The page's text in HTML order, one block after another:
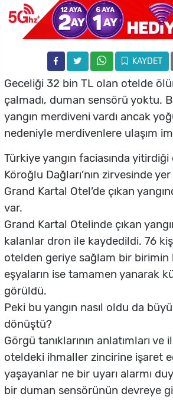
KAYDET
Geceliği 32 bin TL olan otelde
çalmadı, duman sensörü yoktu.
yangın merdiveni vardı ancak
nedeniyle merdivenlere ulaşım
Türkiye yangın faciasında yitirdiği
Köroğlu Dağları’nın zirvesinde
Grand Kartal Otel’de çıkan
var.
Grand Kartal Otelinde çıkan
kalanlar dron ile kaydedildi. 76
otelden geriye sağlam bir birimin
eşyaların ise tamamen yanarak
görüldü.
Peki bu yangın nasıl oldu da
dönüştü?
Görgü tanıklarının anlatımları
oteldeki ihmaller zincirine işaret
yaşayanlar ne bir uyarı alarmı
bir duman sensörünün devreye